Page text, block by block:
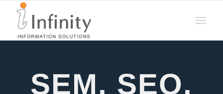
SEM, SEO,